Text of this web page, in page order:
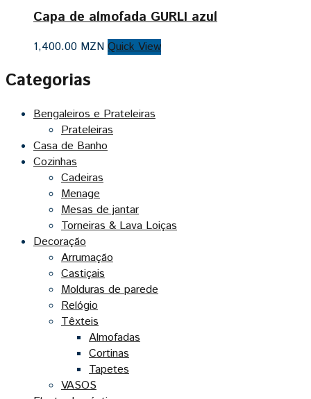
Capa de almofada GURLI azul
1,400.00 MZN Quick View
Categorias
Bengaleiros e Prateleiras
Prateleiras
Casa de Banho
Cozinhas
Cadeiras
Menage
Mesas de jantar
Torneiras & Lava Loiças
Decoração
Arrumação
Castiçais
Molduras de parede
Relógio
Têxteis
Almofadas
Cortinas
Tapetes
VASOS